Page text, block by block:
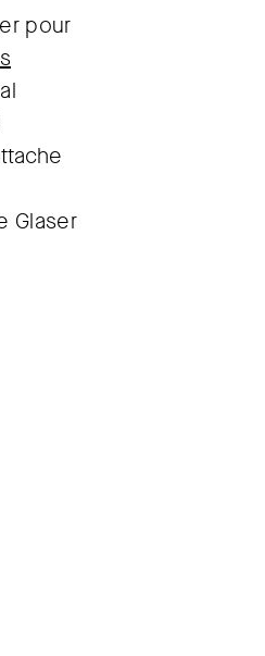
pour
Glaser